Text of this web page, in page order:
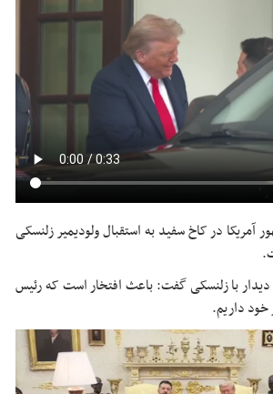
آمریکا در کاخ سفید به استقبالولودیمیرزلنسکی
بازلنسکیگفت: باعث افتخار است که رئیس
خود داریم.